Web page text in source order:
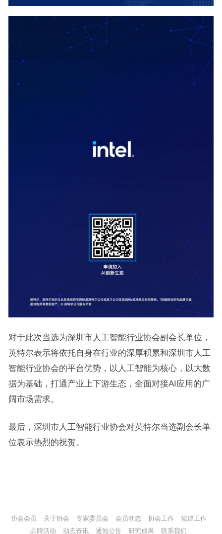
对于此次当选为深圳市人工智能行业协会副会长单位，
英特尔表示将依托自身在行业的深厚积累和深圳市人工
智能行业协会的平台优势，以人工智能为核心，以大数
据为基础，打通产业上下游生态，全面对接AI应用的广
阔市场需求。
最后，深圳市人工智能行业协会对英特尔当选副会长单
位表示热烈的祝贺。
协会会员 关于协会 专家委员会 会员动态 协会工作
党建工作
品牌活动
动态资讯 通知公告 研究成果 联系我们